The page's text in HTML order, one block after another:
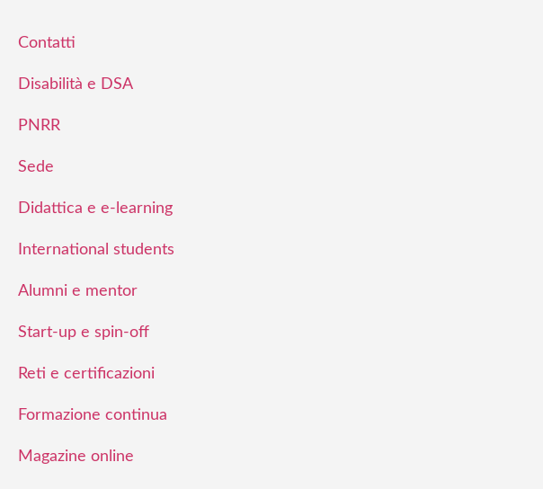
Contatti
Disabilità e DSA
PNRR
Sede
Didattica e e-learning
International students
Alumni e mentor
Start-up e spin-off
Reti e certificazioni
Formazione continua
Magazine online